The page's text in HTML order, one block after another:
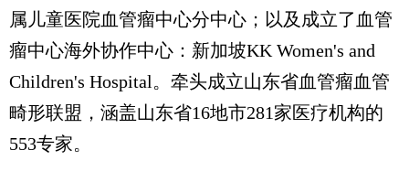
属儿童医院血管瘤中心分中心；以及成立了血管
瘤中心海外协作中心：新加坡KK Women's and
Children's Hospital。牵头成立山东省血管瘤血管
畸形联盟，涵盖山东省16地市281家医疗机构的
553专家。